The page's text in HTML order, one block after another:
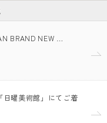
BRAND NEW …
曜美術館」にてご着